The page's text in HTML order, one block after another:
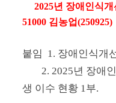
2025년 장애인식
51000 김농업(250925)
붙임  1. 장애인식개
생 이수 현황 1부.